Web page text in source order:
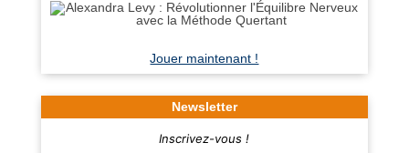
Jouer maintenant !
Newsletter
Inscrivez-vous !